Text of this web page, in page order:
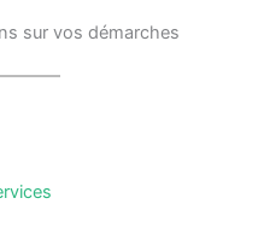
sur vos démarches